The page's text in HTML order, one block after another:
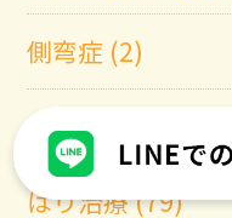
側弯症 (2)
鼠径ヘルニア (1)
はり治療 (79)